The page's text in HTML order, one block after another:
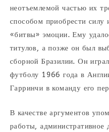
неотъемлемой частью их
способом приобрести
«битвы» эмоции. Ему
титулов, а позже он был
сборной Бразилии. Он
футболу 1966 года в
Гарринчи в команду его
В качестве аргументов
работы, административное